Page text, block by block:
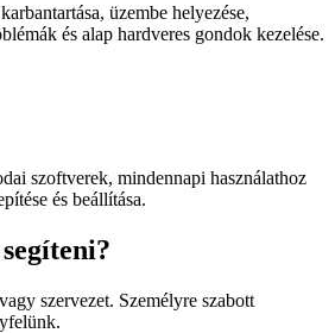
üzembe helyezése,
és alap hardveres gondok kezelése.
szoftverek, mindennapi használathoz
és beállítása.
szervezet. Személyre szabott